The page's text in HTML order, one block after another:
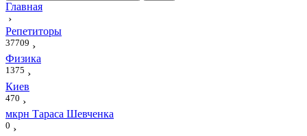
Главная
›
Репетиторы
37709 ›
Физика
1375 ›
Киев
470 ›
мкрн Тараса Шевченка
0 ›